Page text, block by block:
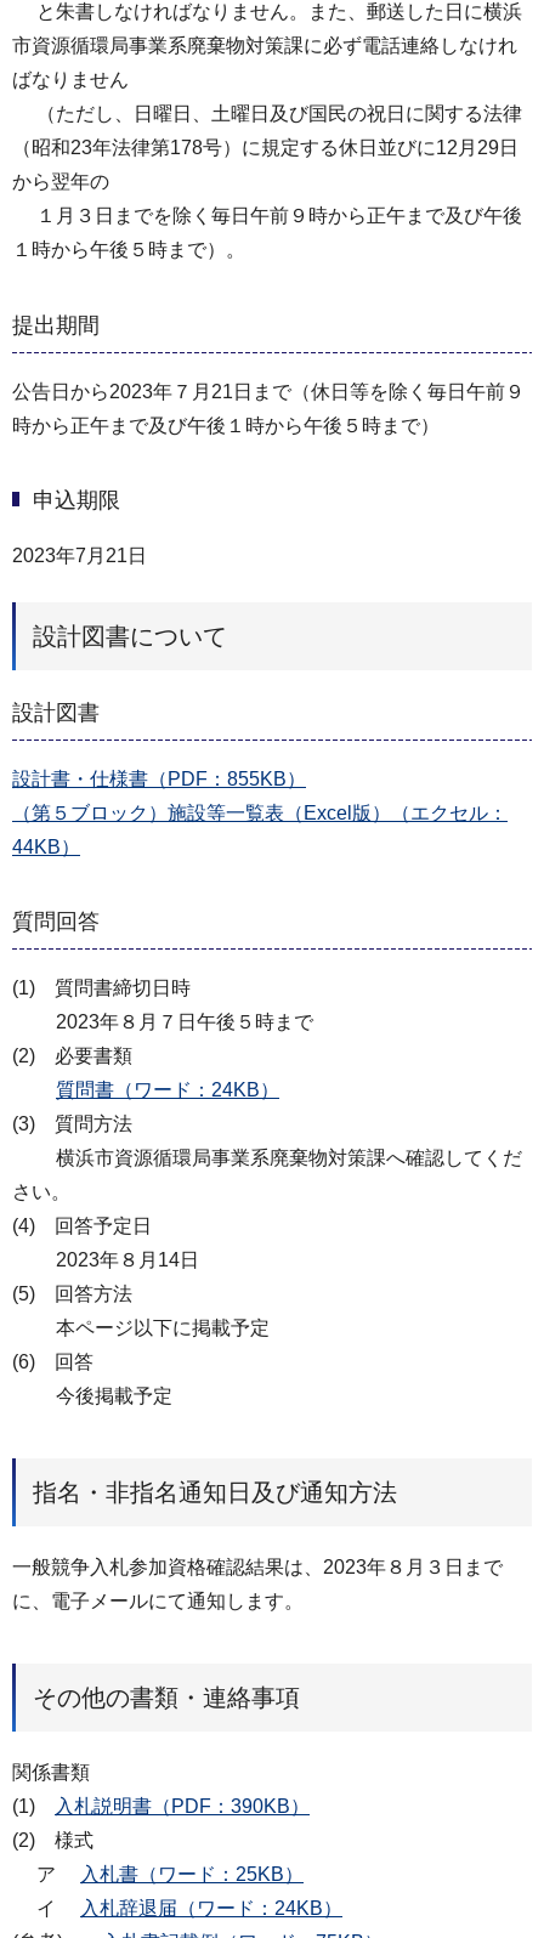
と朱書しなければなりません。また、郵送した日に横浜
市資源循環局事業系廃棄物対策課に必ず電話連絡しなけれ
ばなりません
（ただし、日曜日、土曜日及び国民の祝日に関する法律
（昭和23年法律第178号）に規定する休日並びに12月29日
から翌年の
１月３日までを除く毎日午前９時から正午まで及び午後
１時から午後５時まで）。
提出期間
公告日から2023年７月21日まで（休日等を除く毎日午前９
時から正午まで及び午後１時から午後５時まで）
申込期限
2023年7月21日
設計図書について
設計図書
設計書・仕様書（PDF：855KB）
（第５ブロック）施設等一覧表（Excel版）（エクセル：
44KB）
質問回答
(1) 質問書締切日時
2023年８月７日午後５時まで
(2) 必要書類
質問書（ワード：24KB）
(3) 質問方法
横浜市資源循環局事業系廃棄物対策課へ確認してくだ
さい。
(4) 回答予定日
2023年８月14日
(5) 回答方法
本ページ以下に掲載予定
(6) 回答
今後掲載予定
指名・非指名通知日及び通知方法
一般競争入札参加資格確認結果は、2023年８月３日まで
に、電子メールにて通知します。
その他の書類・連絡事項
関係書類
(1)
入札説明書（PDF：390KB）
(2) 様式
ア
入札書（ワード：25KB）
イ
入札辞退届（ワード：24KB）